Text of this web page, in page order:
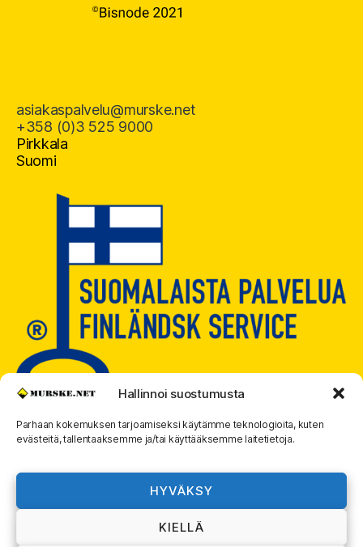
Hallinnoi suostumusta
Parhaan kokemuksen tarjoamiseksi käytämme teknologioita, kuten
evästeitä, tallentaaksemme ja/tai käyttääksemme laitetietoja.
HYVÄKSY
KIELLÄ
asiakaspalvelu@murske.net
+358 (0)3 525 9000
Pirkkala
Suomi
Murske.net Suomi Oy:n toimitusehdot ja